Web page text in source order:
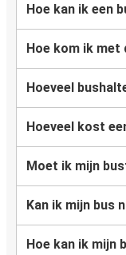
Hoe kan ik een
Hoe kom ik met
Hoeveel
Hoeveel kost
Moet ik mijn
Kan ik mijn bus
Hoe kan ik mijn